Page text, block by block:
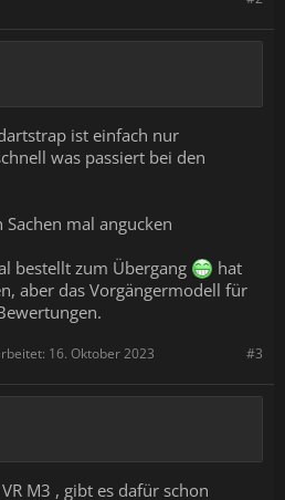
ist einfach nur
was passiert bei den
mal angucken
bestellt zum Übergang
hat
aber das Vorgängermodell für
#3
16. Oktober 2023
M3 , gibt es dafür schon